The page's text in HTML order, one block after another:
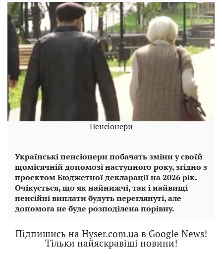
Пенсіонери
Українські пенсіонери побачать зміни у своїй
щомісячній допомозі наступного року, згідно з
проектом Бюджетної декларації на 2026 рік.
Очікується, що як найнижчі, так і найвищі
пенсійні виплати будуть переглянуті, але
допомога не буде розподілена порівну.
Підпишись на Hyser.com.ua в Google News!
Тільки найяскравіші новини!